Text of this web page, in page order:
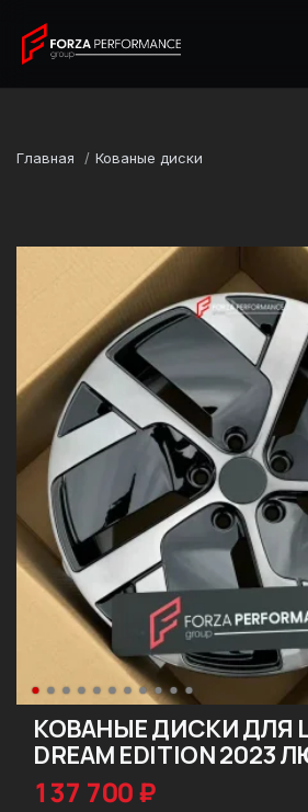
Главная Кованые диски
КОВАНЫЕ ДИСКИ ДЛЯ
DREAM EDITION 2023
137 700 ₽
Lucid